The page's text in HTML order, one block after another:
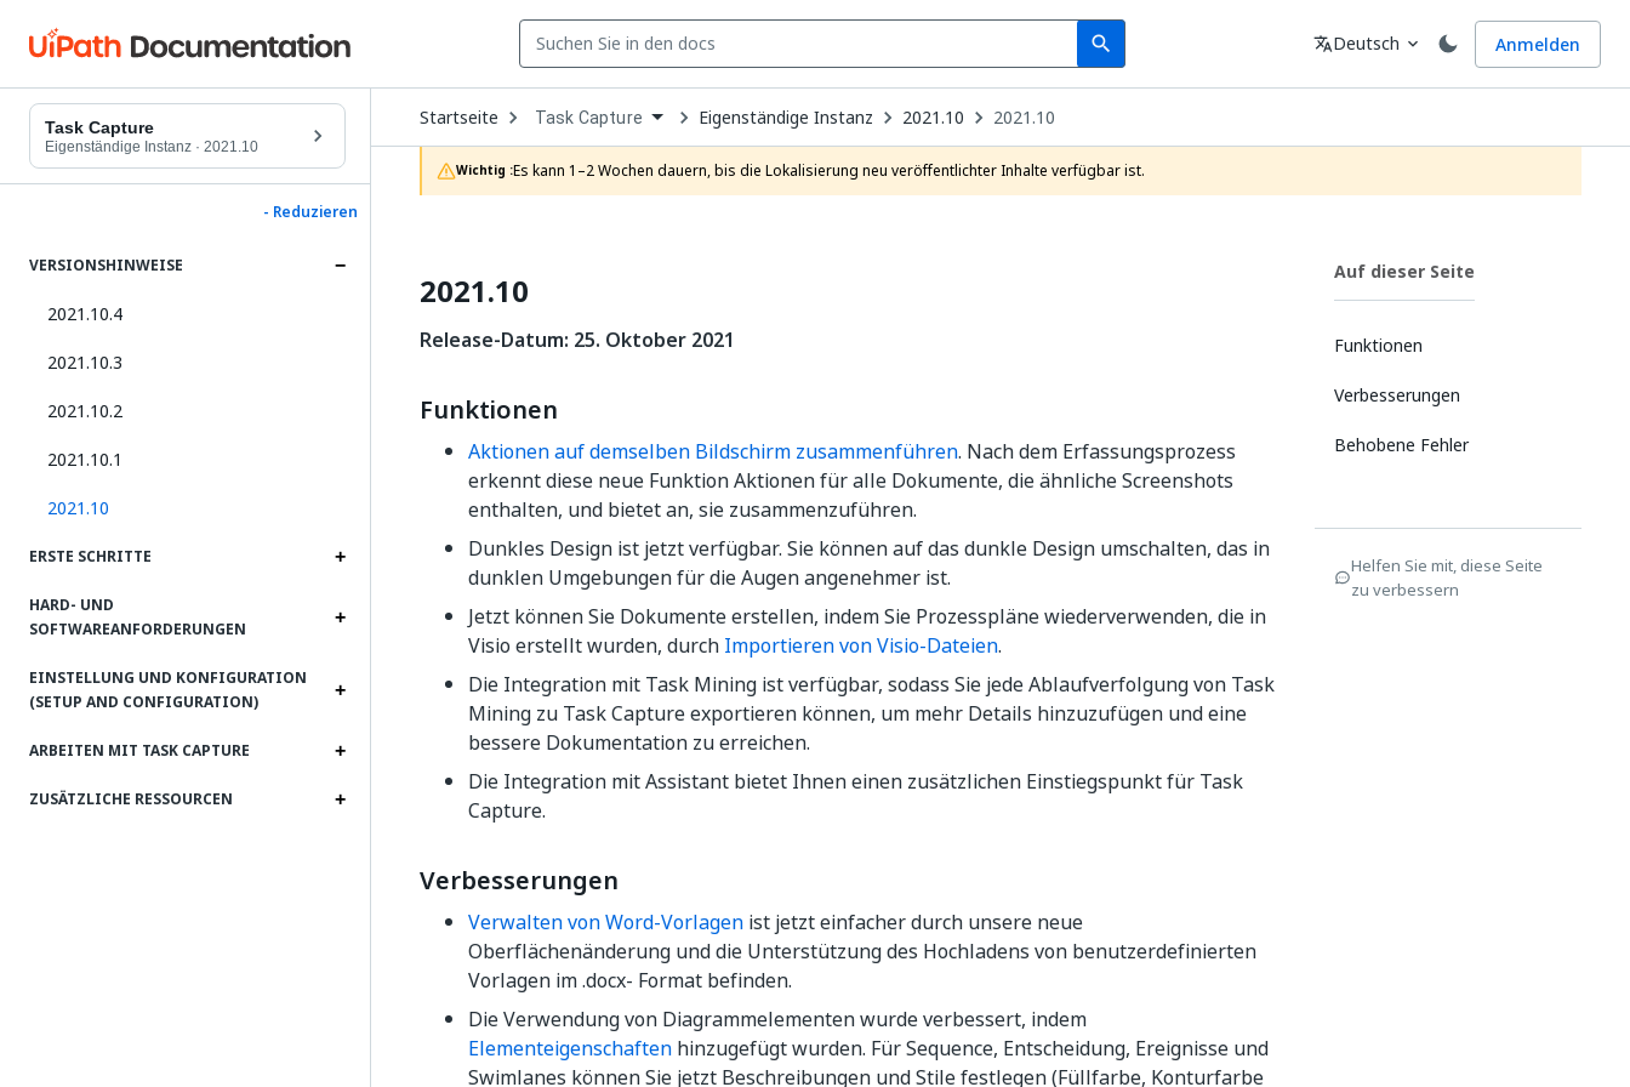
search
Search Sprache
translateDeutsch expand_more Anmelden
Task Capture
Eigenständige Instanz · 2021.10
- Reduzieren
VERSIONSHINWEISE
2021.10.4
2021.10.3
2021.10.2
2021.10.1
2021.10
ERSTE SCHRITTE
HARD- UND
SOFTWAREANFORDERUNGEN
EINSTELLUNG UND KONFIGURATION
(SETUP AND CONFIGURATION)
ARBEITEN MIT TASK CAPTURE
ZUSÄTZLICHE RESSOURCEN
Startseite Open
Dropdown
to
choose
product
Task Capture Eigenständige Instanz 2021.10 2021.10
Wichtig :Es kann 1–2 Wochen dauern, bis die Lokalisierung neu veröffentlichter Inhalte verfügbar ist.
2021.10
Release-Datum: 25. Oktober 2021
Funktionen
Aktionen auf demselben Bildschirm zusammenführen. Nach dem Erfassungsprozess
erkennt diese neue Funktion Aktionen für alle Dokumente, die ähnliche Screenshots
enthalten, und bietet an, sie zusammenzuführen.
Dunkles Design ist jetzt verfügbar. Sie können auf das dunkle Design umschalten, das in
dunklen Umgebungen für die Augen angenehmer ist.
Jetzt können Sie Dokumente erstellen, indem Sie Prozesspläne wiederverwenden, die in
Visio erstellt wurden, durch Importieren von Visio-Dateien.
Die Integration mit Task Mining ist verfügbar, sodass Sie jede Ablaufverfolgung von Task
Mining zu Task Capture exportieren können, um mehr Details hinzuzufügen und eine
bessere Dokumentation zu erreichen.
Die Integration mit Assistant bietet Ihnen einen zusätzlichen Einstiegspunkt für Task
Capture.
Verbesserungen
Verwalten von Word-Vorlagen ist jetzt einfacher durch unsere neue
Oberflächenänderung und die Unterstützung des Hochladens von benutzerdefinierten
Vorlagen im .docx- Format befinden.
Die Verwendung von Diagrammelementen wurde verbessert, indem
Elementeigenschaften hinzugefügt wurden. Für Sequence, Entscheidung, Ereignisse und
Swimlanes können Sie jetzt Beschreibungen und Stile festlegen (Füllfarbe, Konturfarbe
Auf dieser Seite
Funktionen
Verbesserungen
Behobene Fehler
Helfen Sie mit, diese Seite
zu verbessern